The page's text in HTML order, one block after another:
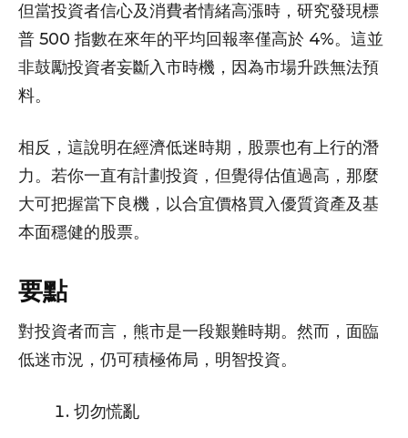
但當投資者信心及消費者情緒高漲時，研究發現標
普 500 指數在來年的平均回報率僅高於 4%。這並
非鼓勵投資者妄斷入市時機，因為市場升跌無法預
料。
相反，這說明在經濟低迷時期，股票也有上行的潛
力。若你一直有計劃投資，但覺得估值過高，那麼
大可把握當下良機，以合宜價格買入優質資產及基
本面穩健的股票。
要點
對投資者而言，熊市是一段艱難時期。然而，面臨
低迷市況，仍可積極佈局，明智投資。
切勿慌亂